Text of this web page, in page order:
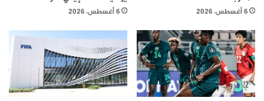
6 أغسطس، 2026 6 أغسطس، 2026